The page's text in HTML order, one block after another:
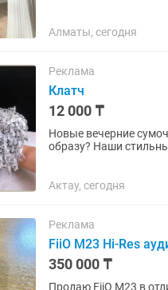
Алматы, сегодня
Реклама
Клатч
12 000 ₸
Новые вечерние сумочки-клатчи уже в
образу? Наши
Актау, сегодня
Реклама
FiiO M23 Hi-Res
350 000 ₸
Продаю FiiO M23 в